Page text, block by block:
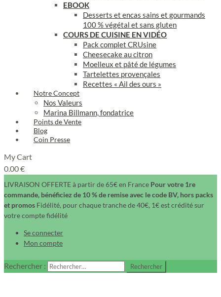
EBOOK
Desserts et encas sains et gourmands
100 % végétal et sans gluten
COURS DE CUISINE EN VIDÉO
Pack complet CRUsine
Cheesecake au citron
Moelleux et pâté de légumes
Tartelettes provençales
Recettes « Ail des ours »
Notre Concept
Nos Valeurs
Marina Billmann, fondatrice
Points de Vente
Blog
Coin Presse
My Cart
0.00€
LIVRAISON OFFERTE à partir de 65€ en France Pour votre 1re
commande, bénéficiez de 10 % de remise avec le code BV, hors packs
et promos Fidélité, pour chaque tranche de 40€, 1€ est crédité sur
votre compte fidélité
Se connecter
Mon compte
Rechercher :